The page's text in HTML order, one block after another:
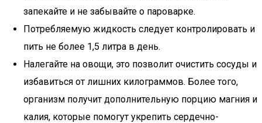
запекайте и не забывайте о пароварке.
Потребляемую жидкость следует контролировать и
пить не более 1,5 литра в день.
Налегайте на овощи, это позволит очистить сосуды и
избавиться от лишних килограммов. Более того,
организм получит дополнительную порцию магния и
калия, которые помогут укрепить сердечно-